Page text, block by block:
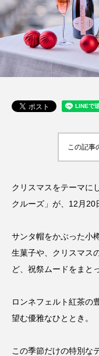
この記事
クリスマスをテーマに
クルーズ」が、12月20
サンタ帽をかぶった小
生菓子や、クリスマス
ど、祝祭ムードをまと
ロンネフェルト紅茶の
望む優雅なひととき。
この季節だけの特別な